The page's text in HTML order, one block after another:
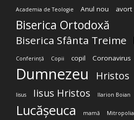
Academia de Teologie Anul nou avort
Biserica Ortodoxă
Biserica Sfânta Treime
Conferință Copii copil Coronavirus
Dumnezeu Hristos
Iisus Iisus Hristos Ilarion Boian
Lucășeuca mamă Mitropolia